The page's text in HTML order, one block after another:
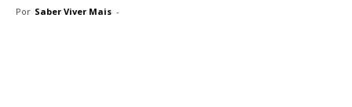
Por Saber Viver Mais -